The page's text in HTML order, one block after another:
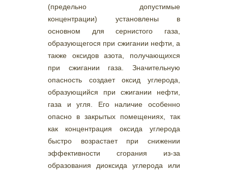
(предельно допустимые
концентрации) установлены в
основном для сернистого газа,
образующегося при сжигании нефти, а
также оксидов азота, получающихся
при сжигании газа. Значительную
опасность создает оксид углерода,
образующийся при сжигании нефти,
газа и угля. Его наличие особенно
опасно в закрытых помещениях, так
как концентрация оксида углерода
быстро возрастает при снижении
эффективности сгорания из-за
образования диоксида углерода или